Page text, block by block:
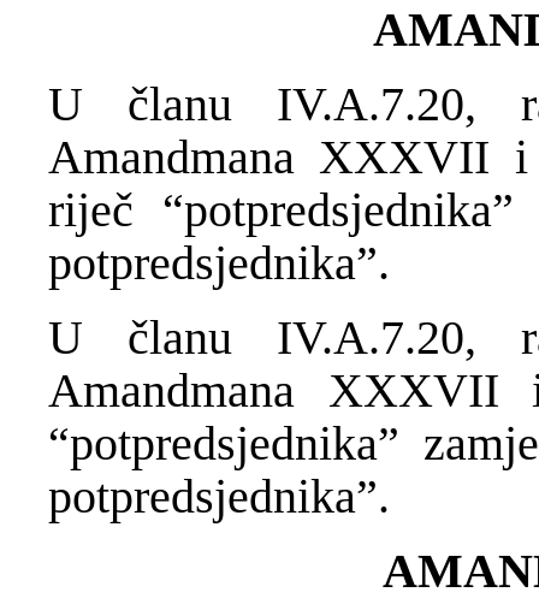
U članu IV.A.7.20,
Amandmana XXXVII
riječ
potpredsjednika”.
U članu IV.A.7.20,
Amandmana
“potpredsjednika”
potpredsjednika”.